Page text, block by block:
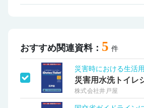
おすすめ関連資料： 5 件
災害時における生活
災害用水洗トイレ
株式会社井戸屋